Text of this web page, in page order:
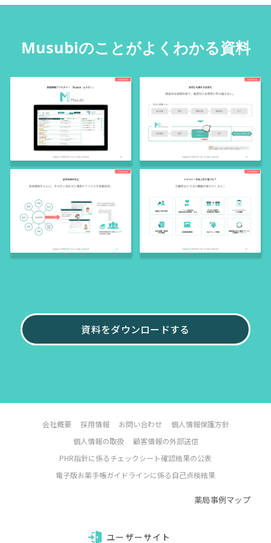
Musubiのことがよくわかる資料
資料をダウンロードする
会社概要 採用情報 お問い合わせ
個人情報保護方針
個人情報の取扱
顧客情報の外部送信
PHR指針に係るチェックシート確認結果の公表
電子版お薬手帳ガイドラインに係る自己点検結果
薬局事例マップ
ユーザーサイト